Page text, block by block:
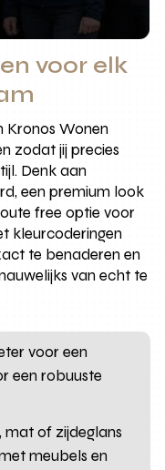
voor elk
Kronos Wonen
zodat jij precies
Denk aan
een premium look
free optie voor
kleurcoderingen
te benaderen en
van echt te
voor een
een robuuste
of zijdeglans
meubels en